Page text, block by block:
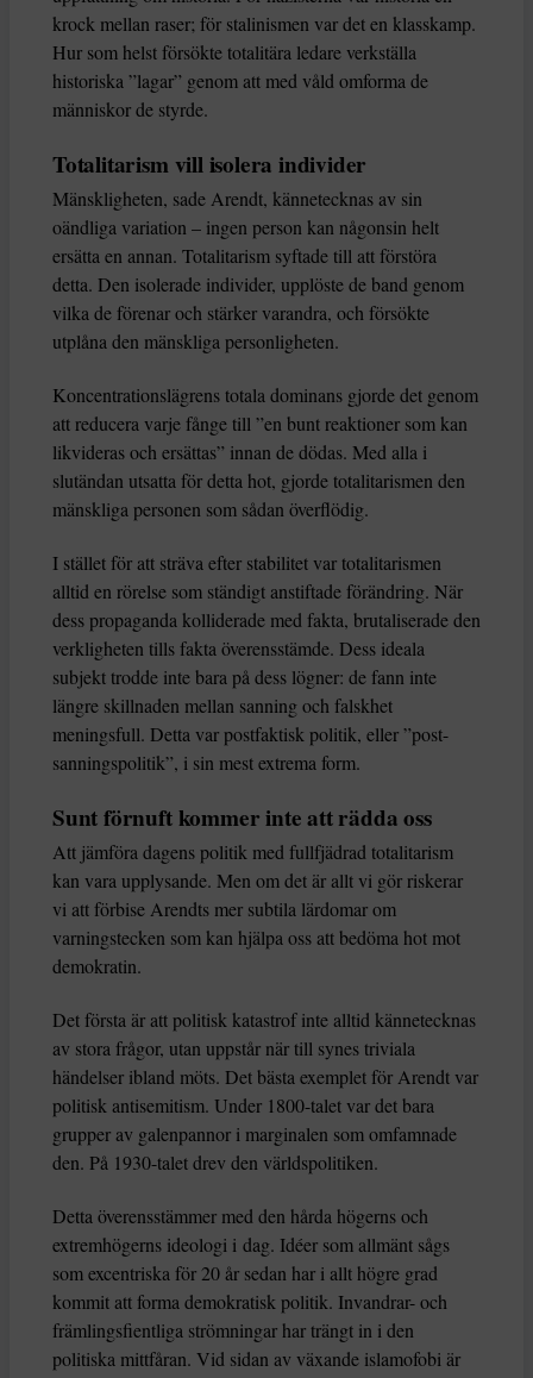
krock mellan raser; för stalinismen var det en klasskamp.
Hur som helst försökte totalitära ledare verkställa
historiska ”lagar” genom att med våld omforma de
människor de styrde.
Totalitarism vill isolera individer
Mänskligheten, sade Arendt, kännetecknas av sin
oändliga variation – ingen person kan någonsin helt
ersätta en annan. Totalitarism syftade till att förstöra
detta. Den isolerade individer, upplöste de band genom
vilka de förenar och stärker varandra, och försökte
utplåna den mänskliga personligheten.
Koncentrationslägrens totala dominans gjorde det genom
att reducera varje fånge till ”en bunt reaktioner som kan
likvideras och ersättas” innan de dödas. Med alla i
slutändan utsatta för detta hot, gjorde totalitarismen den
mänskliga personen som sådan överflödig.
I stället för att sträva efter stabilitet var totalitarismen
alltid en rörelse som ständigt anstiftade förändring. När
dess propaganda kolliderade med fakta, brutaliserade den
verkligheten tills fakta överensstämde. Dess ideala
subjekt trodde inte bara på dess lögner: de fann inte
längre skillnaden mellan sanning och falskhet
meningsfull. Detta var postfaktisk politik, eller ”post-
sanningspolitik”, i sin mest extrema form.
Sunt förnuft kommer inte att rädda oss
Att jämföra dagens politik med fullfjädrad totalitarism
kan vara upplysande. Men om det är allt vi gör riskerar
vi att förbise Arendts mer subtila lärdomar om
varningstecken som kan hjälpa oss att bedöma hot mot
demokratin.
Det första är att politisk katastrof inte alltid kännetecknas
av stora frågor, utan uppstår när till synes triviala
händelser ibland möts. Det bästa exemplet för Arendt var
politisk antisemitism. Under 1800-talet var det bara
grupper av galenpannor i marginalen som omfamnade
den. På 1930-talet drev den världspolitiken.
Detta överensstämmer med den hårda högerns och
extremhögerns ideologi i dag. Idéer som allmänt sågs
som excentriska för 20 år sedan har i allt högre grad
kommit att forma demokratisk politik. Invandrar- och
främlingsfientliga strömningar har trängt in i den
politiska mittfåran. Vid sidan av växande islamofobi är